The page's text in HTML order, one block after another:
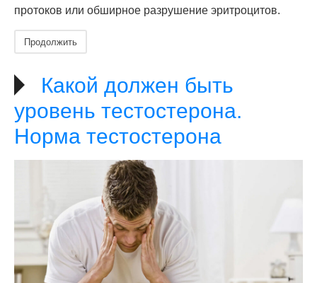
протоков или обширное разрушение эритроцитов.
Продолжить
Какой должен быть
уровень тестостерона.
Норма тестостерона